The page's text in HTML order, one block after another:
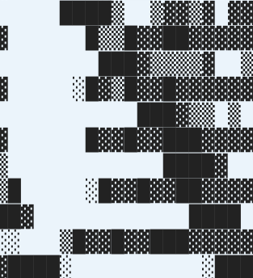
▒▓▓▒▓
▒
████▓ ░▒ ▓
████ ░ ░
░████